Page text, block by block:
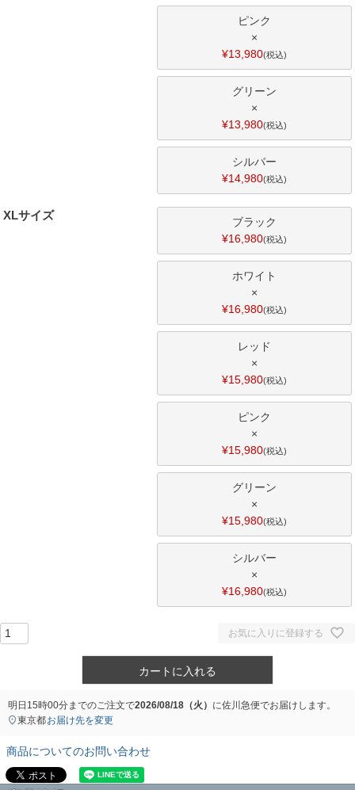
ピンク
×
¥13,980 税込
グリーン
×
¥13,980 税込
シルバー
¥14,980 税込
XLサイズ
ブラック
¥16,980 税込
ホワイト
×
¥16,980 税込
レッド
×
¥15,980 税込
ピンク
×
¥15,980 税込
グリーン
×
¥15,980 税込
シルバー
×
¥16,980 税込
お気に入りに登録する
カートに入れる
明日 15時00分までのご注文で2026/08/18（火） に佐川急便でお届けします。
東京都お届け先を変更
商品についてのお問い合わせ